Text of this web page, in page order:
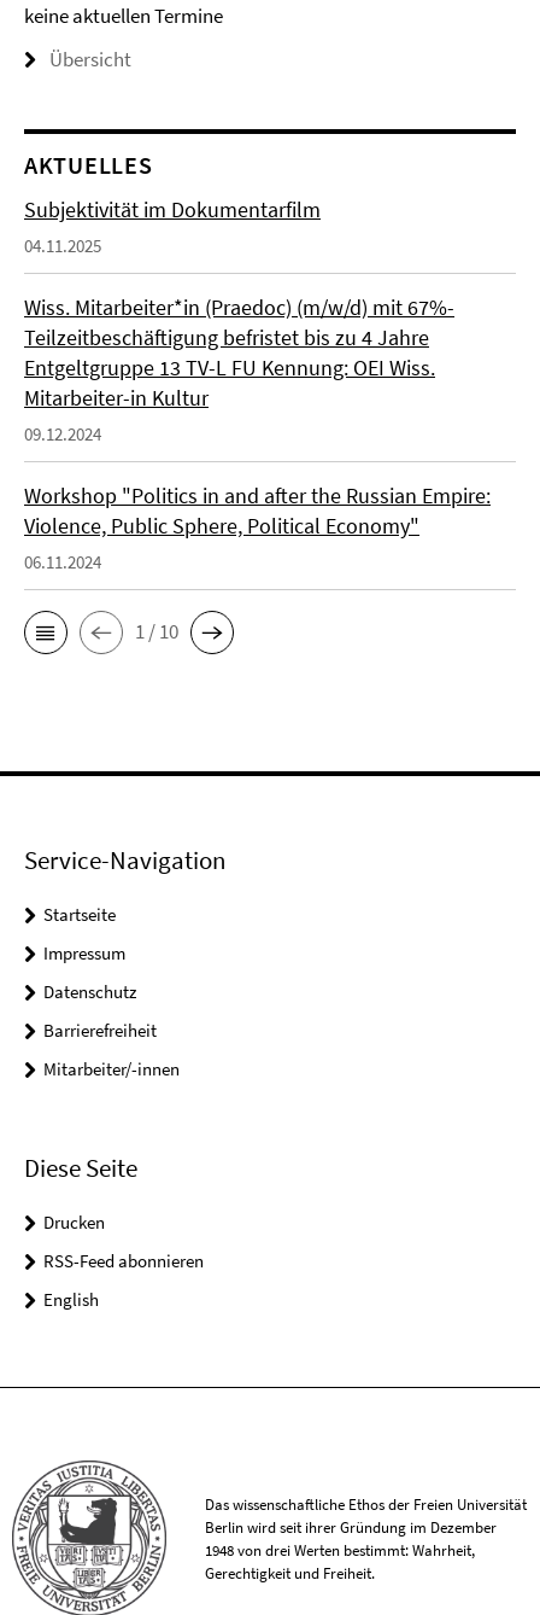
keine aktuellen Termine
Übersicht
AKTUELLES
Subjektivität im Dokumentarfilm
04.11.2025
Wiss. Mitarbeiter*in (Praedoc) (m/w/d) mit 67%-
Teilzeitbeschäftigung befristet bis zu 4 Jahre
Entgeltgruppe 13 TV-L FU Kennung: OEI Wiss.
Mitarbeiter-in Kultur
09.12.2024
Workshop "Politics in and after the Russian Empire:
Violence, Public Sphere, Political Economy"
06.11.2024
1 / 10
Service-Navigation
Startseite
Impressum
Datenschutz
Barrierefreiheit
Mitarbeiter/-innen
Diese Seite
Drucken
RSS-Feed abonnieren
English
Das wissenschaftliche Ethos der Freien Universität
Berlin wird seit ihrer Gründung im Dezember
1948 von drei Werten bestimmt: Wahrheit,
Gerechtigkeit und Freiheit.